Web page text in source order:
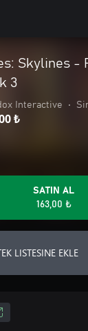
Skylines -
3
Interactive •
₺
SATIN AL
163,00 ₺
LISTESINE EKLE